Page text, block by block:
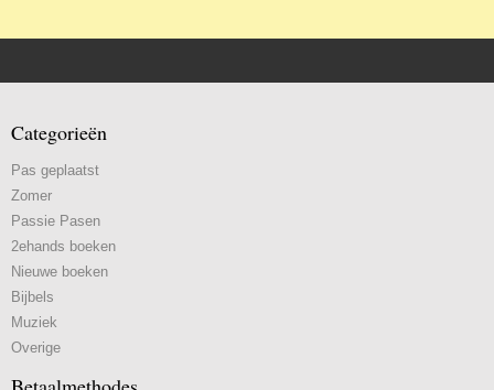
Categorieën
Pas geplaatst
Zomer
Passie Pasen
2ehands boeken
Nieuwe boeken
Bijbels
Muziek
Overige